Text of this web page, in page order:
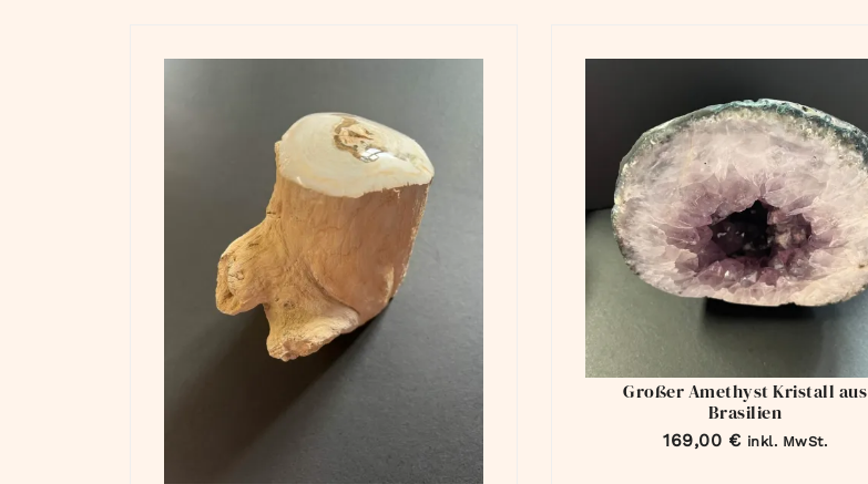
Großer Amethyst Kristall aus
Brasilien
169,00 € inkl. MwSt.